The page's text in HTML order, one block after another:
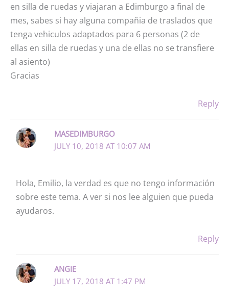
en silla de ruedas y viajaran a Edimburgo a final de
mes, sabes si hay alguna compañia de traslados que
tenga vehiculos adaptados para 6 personas (2 de
ellas en silla de ruedas y una de ellas no se transfiere
al asiento)
Gracias
Reply
MASEDIMBURGO
JULY 10, 2018 AT 10:07 AM
Hola, Emilio, la verdad es que no tengo información
sobre este tema. A ver si nos lee alguien que pueda
ayudaros.
Reply
ANGIE
JULY 17, 2018 AT 1:47 PM